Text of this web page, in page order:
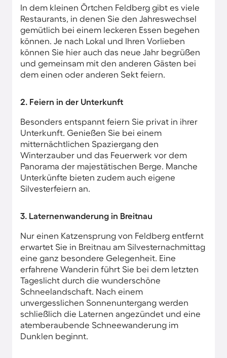
In dem kleinen Örtchen Feldberg gibt es viele
Restaurants, in denen Sie den Jahreswechsel
gemütlich bei einem leckeren Essen begehen
können. Je nach Lokal und Ihren Vorlieben
können Sie hier auch das neue Jahr begrüßen
und gemeinsam mit den anderen Gästen bei
dem einen oder anderen Sekt feiern.
2. Feiern in der Unterkunft
Besonders entspannt feiern Sie privat in ihrer
Unterkunft. Genießen Sie bei einem
mitternächtlichen Spaziergang den
Winterzauber und das Feuerwerk vor dem
Panorama der majestätischen Berge. Manche
Unterkünfte bieten zudem auch eigene
Silvesterfeiern an.
3. Laternenwanderung in Breitnau
Nur einen Katzensprung von Feldberg entfernt
erwartet Sie in Breitnau am Silvesternachmittag
eine ganz besondere Gelegenheit. Eine
erfahrene Wanderin führt Sie bei dem letzten
Tageslicht durch die wunderschöne
Schneelandschaft. Nach einem
unvergesslichen Sonnenuntergang werden
schließlich die Laternen angezündet und eine
atemberaubende Schneewanderung im
Dunklen beginnt.